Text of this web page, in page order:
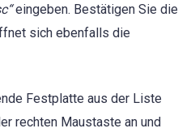
eingeben. Bestätigen Sie die
sich ebenfalls die
Festplatte aus der Liste
rechten Maustaste an und